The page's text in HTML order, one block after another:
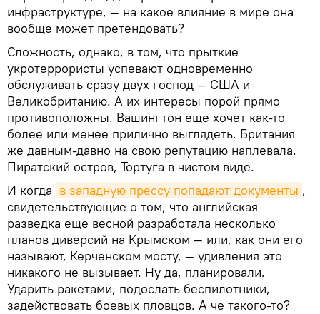
инфраструктуре, — на какое влияние в мире она
вообще может претендовать?
Сложность, однако, в том, что прыткие
укротеррористы успевают одновременно
обслуживать сразу двух господ — США и
Великобританию. А их интересы порой прямо
противоположны. Вашингтон еще хочет как-то
более или менее прилично выглядеть. Британия
же давным-давно на свою репутацию наплевала.
Пиратский остров, Тортуга в чистом виде.
И когда в западную прессу попадают документы ,
свидетельствующие о том, что английская
разведка еще весной разработала несколько
планов диверсий на Крымском — или, как они его
называют, Керченском мосту, — удивления это
никакого не вызывает. Ну да, планировали.
Ударить ракетами, подослать беспилотники,
задействовать боевых пловцов. А че такого-то?